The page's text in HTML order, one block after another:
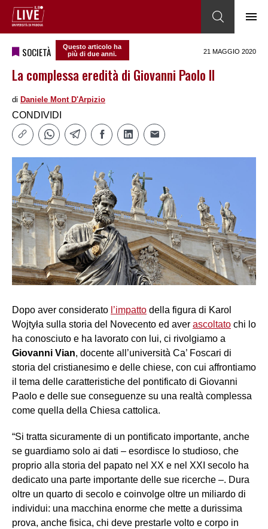
SOCIETÀ
Questo articolo ha
più di due anni.
21 MAGGIO 2020
La complessa eredità di Giovanni Paolo II
di Daniele Mont D'Arpizio
CONDIVIDI
Dopo aver considerato l’impatto della figura di Karol
Wojtyła sulla storia del Novecento ed aver ascoltato chi lo
ha conosciuto e ha lavorato con lui, ci rivolgiamo a
Giovanni Vian, docente all’università Ca’ Foscari di
storia del cristianesimo e delle chiese, con cui affrontiamo
il tema delle caratteristiche del pontificato di Giovanni
Paolo e delle sue conseguenze su una realtà complessa
come quella della Chiesa cattolica.
“Si tratta sicuramente di un pontificato importante, anche
se guardiamo solo ai dati – esordisce lo studioso, che
proprio alla storia del papato nel XX e nel XXI secolo ha
dedicato una parte importante delle sue ricerche –. Dura
oltre un quarto di secolo e coinvolge oltre un miliardo di
individui: una macchina enorme che mette a durissima
prova, anche fisica, chi deve prestarle volto e corpo in